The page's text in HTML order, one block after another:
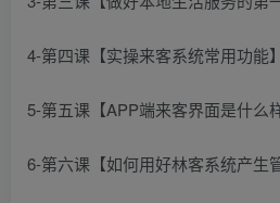
4-第四课【实操来客系统常用功能
5-第五课【APP端来客界面是什么
6-第六课【如何用好林客系统产生